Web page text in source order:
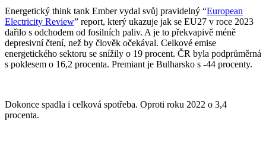
Energetický think tank Ember vydal svůj pravidelný “European
Electricity Review” report, který ukazuje jak se EU27 v roce 2023
dařilo s odchodem od fosilních paliv. A je to překvapivě méně
depresivní čtení, než by člověk očekával. Celkové emise
energetického sektoru se snížily o 19 procent. ČR byla podprůměrná
s poklesem o 16,2 procenta. Premiant je Bulharsko s -44 procenty.
Dokonce spadla i celková spotřeba. Oproti roku 2022 o 3,4
procenta.